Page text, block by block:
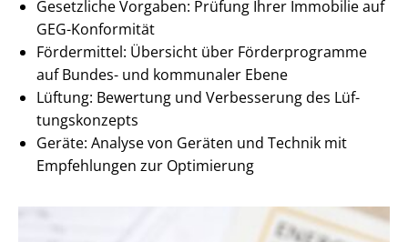
Gesetzliche Vorgaben: Prüfung Ihrer Immobilie auf
GEG-Konformität
Fördermittel: Übersicht über Förderprogramme
auf Bundes- und kommunaler Ebene
Lüftung: Bewertung und Verbesserung des Lüf­
tungs­kon­zepts
Geräte: Analyse von Geräten und Technik mit
Empfehlungen zur Optimierung